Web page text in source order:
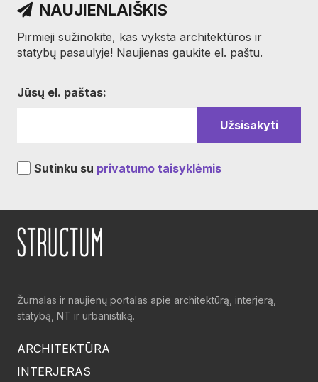
NAUJIENLAIŠKIS
Pirmieji sužinokite, kas vyksta architektūros ir
statybų pasaulyje! Naujienas gaukite el. paštu.
Jūsų el. paštas:
Sutinku su privatumo taisyklėmis
Žurnalas ir naujienų portalas apie architektūrą, interjerą,
statybą, NT ir urbanistiką.
ARCHITEKTŪRA
INTERJERAS